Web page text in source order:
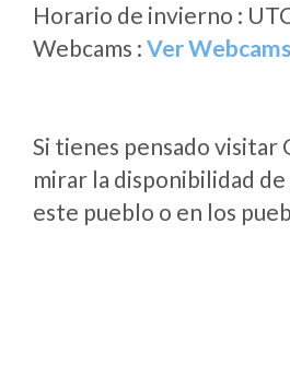
Horario de invierno :
Webcams : Ver Webcams
Si tienes pensado visitar
mirar la disponibilidad
este pueblo o en los